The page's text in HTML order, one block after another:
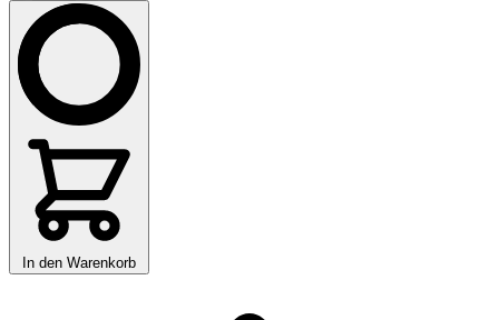
In den Warenkorb